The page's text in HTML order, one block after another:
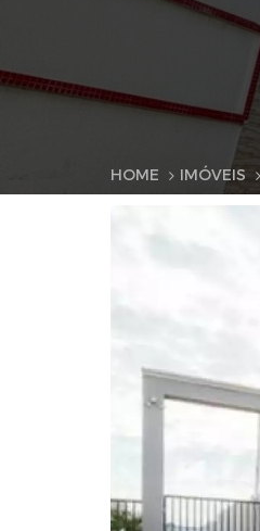
HOME IMÓVEIS